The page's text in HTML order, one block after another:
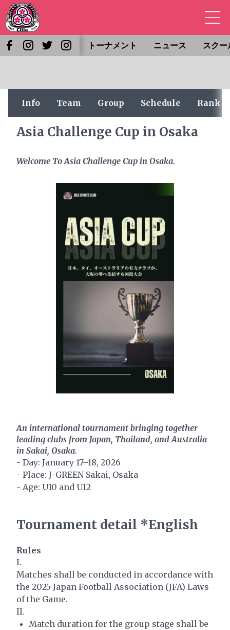
トーナメント ニュース スクー
Info Team Group Schedule Rank
Asia Challenge Cup in Osaka
Welcome To Asia Challenge Cup in Osaka.
An international tournament bringing together
leading clubs from Japan, Thailand, and Australia
in Sakai, Osaka.
- Day: January 17–18, 2026
- Place: J-GREEN Sakai, Osaka
- Age: U10 and U12
Tournament detail *English
Rules
I.
Matches shall be conducted in accordance with
the 2025 Japan Football Association (JFA) Laws
of the Game.
II.
Match duration for the group stage shall be